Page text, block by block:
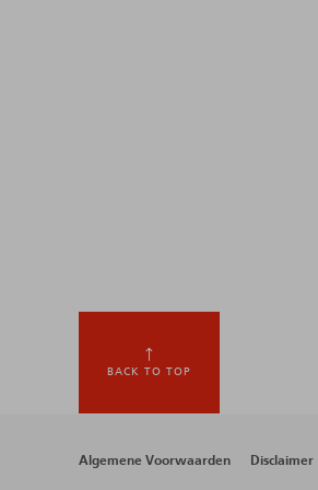
BACK TO TOP
Footer
Algemene Voorwaarden Disclaimer